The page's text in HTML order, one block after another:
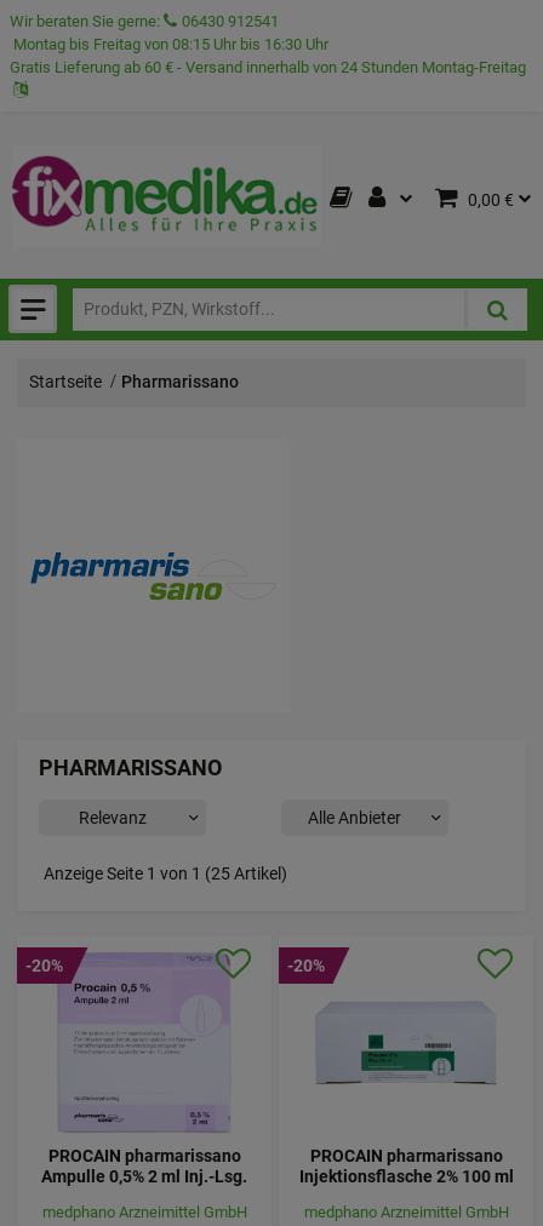
Wir beraten Sie gerne:
06430 912541
Montag bis Freitag von 08:15 Uhr bis 16:30 Uhr
Gratis Lieferung ab 60 € - Versand innerhalb von 24 Stunden Montag-Freitag
0,00 €
Startseite Pharmarissano
PHARMARISSANO
Anzeige Seite 1 von 1 (25 Artikel)
PROCAIN pharmarissano
Ampulle 0,5% 2 ml Inj.-Lsg.
medphano Arzneimittel GmbH
-20%
PROCAIN pharmarissano
Injektionsflasche 2% 100 ml
medphano Arzneimittel GmbH
-20%